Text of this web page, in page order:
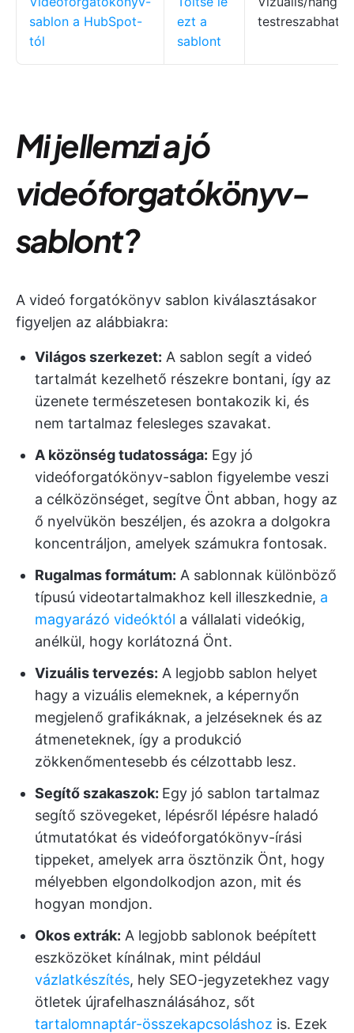
sablon a HubSpot-
tól
ezt a
sablont
Mi jellemzi a jó
videóforgatókönyv-
sablont?
A videó forgatókönyv sablon kiválasztásakor
figyeljen az alábbiakra:
Világos szerkezet: A sablon segít a videó
tartalmát kezelhető részekre bontani, így az
üzenete természetesen bontakozik ki, és
nem tartalmaz felesleges szavakat.
A közönség tudatossága: Egy jó
videóforgatókönyv-sablon figyelembe veszi
a célközönséget, segítve Önt abban, hogy az
ő nyelvükön beszéljen, és azokra a dolgokra
koncentráljon, amelyek számukra fontosak.
Rugalmas formátum: A sablonnak különböző
típusú videotartalmakhoz kell illeszkednie, a
magyarázó videóktól a vállalati videókig,
anélkül, hogy korlátozná Önt.
Vizuális tervezés: A legjobb sablon helyet
hagy a vizuális elemeknek, a képernyőn
megjelenő grafikáknak, a jelzéseknek és az
átmeneteknek, így a produkció
zökkenőmentesebb és célzottabb lesz.
Segítő szakaszok: Egy jó sablon tartalmaz
segítő szövegeket, lépésről lépésre haladó
útmutatókat és videóforgatókönyv-írási
tippeket, amelyek arra ösztönzik Önt, hogy
mélyebben elgondolkodjon azon, mit és
hogyan mondjon.
Okos extrák: A legjobb sablonok beépített
eszközöket kínálnak, mint például
vázlatkészítés, hely SEO-jegyzetekhez vagy
ötletek újrafelhasználásához, sőt
tartalomnaptár-összekapcsoláshoz is. Ezek